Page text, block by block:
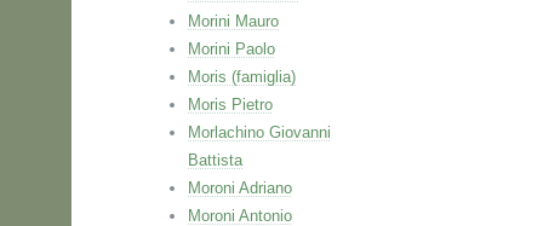
Morini Mauro
Morini Paolo
Moris (famiglia)
Moris Pietro
Morlachino Giovanni
Battista
Moroni Adriano
Moroni Antonio